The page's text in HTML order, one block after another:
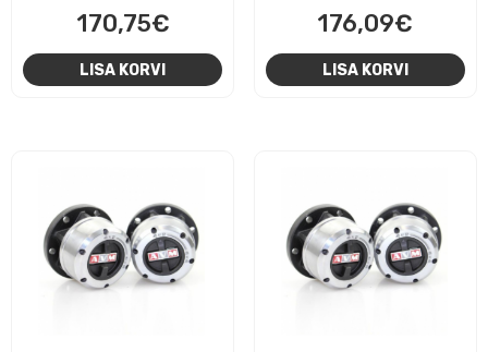
170,75€
LISA KORVI
176,09€
LISA KORVI